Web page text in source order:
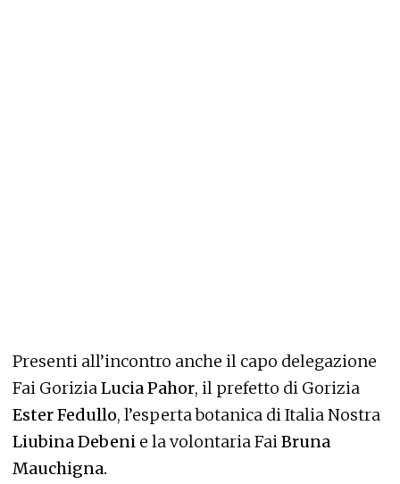
Presenti all’incontro anche il capo delegazione
Fai GoriziaLucia Pahor, il prefetto di Gorizia
Ester Fedullo, l’esperta botanica di Italia Nostra
Liubina Debeni e la volontaria FaiBruna
Mauchigna.